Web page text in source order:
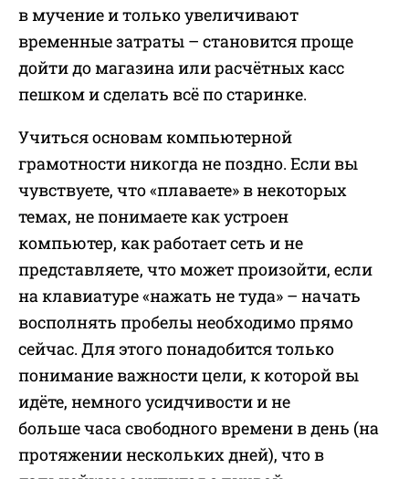
в мучение и только увеличивают
временные затраты – становится проще
дойти до магазина или расчётных касс
пешком и сделать всё по старинке.
Учиться основам компьютерной
грамотности никогда не поздно. Если вы
чувствуете, что «плаваете» в некоторых
темах, не понимаете как устроен
компьютер, как работает сеть и не
представляете, что может произойти, если
на клавиатуре «нажать не туда» – начать
восполнять пробелы необходимо прямо
сейчас. Для этого понадобится только
понимание важности цели, к которой вы
идёте, немного усидчивости и не
больше часа свободного времени в день (на
протяжении нескольких дней), что в